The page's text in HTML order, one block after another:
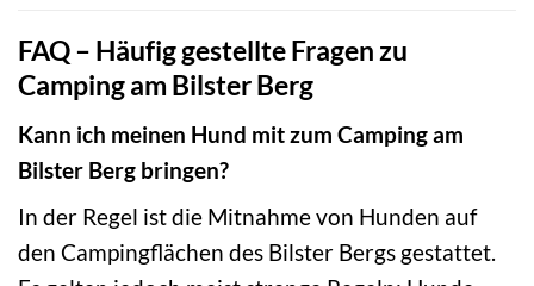
FAQ – Häufig gestellte Fragen zu
Camping am Bilster Berg
Kann ich meinen Hund mit zum Camping am
Bilster Berg bringen?
In der Regel ist die Mitnahme von Hunden auf
den Campingflächen des Bilster Bergs gestattet.